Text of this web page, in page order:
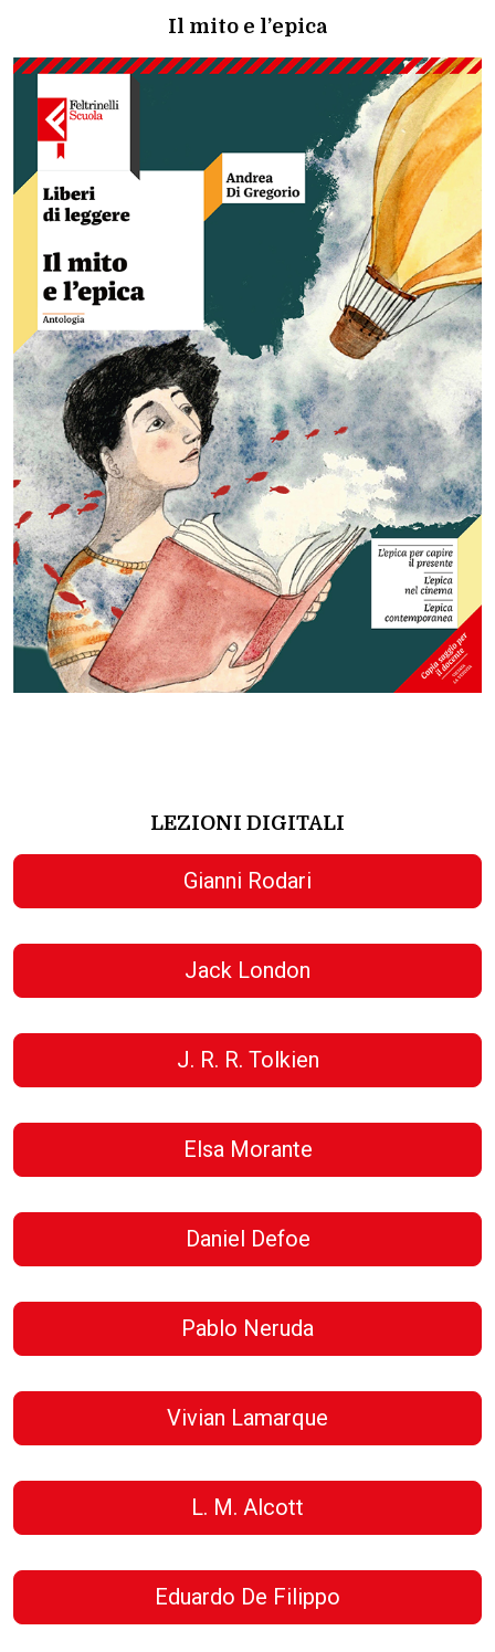
Il mito e l’epica
LEZIONI DIGITALI
Gianni Rodari
Jack London
J. R. R. Tolkien
Elsa Morante
Daniel Defoe
Pablo Neruda
Vivian Lamarque
L. M. Alcott
Eduardo De Filippo